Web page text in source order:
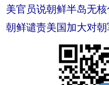
美官员说朝鲜半岛无
朝鲜谴责美国加大对